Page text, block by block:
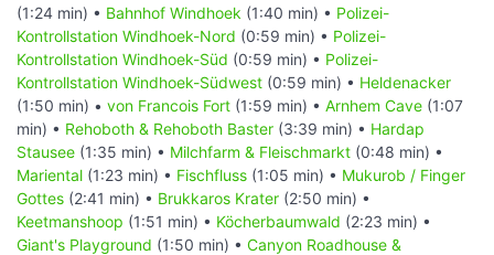
(1:24 min) • Bahnhof Windhoek (1:40 min) • Polizei-
Kontrollstation Windhoek-Nord (0:59 min) • Polizei-
Kontrollstation Windhoek-Süd (0:59 min) • Polizei-
Kontrollstation Windhoek-Südwest (0:59 min) • Heldenacker
(1:50 min) • von Francois Fort (1:59 min) • Arnhem Cave (1:07
min) • Rehoboth & Rehoboth Baster (3:39 min) • Hardap
Stausee (1:35 min) • Milchfarm & Fleischmarkt (0:48 min) •
Mariental (1:23 min) • Fischfluss (1:05 min) • Mukurob / Finger
Gottes (2:41 min) • Brukkaros Krater (2:50 min) •
Keetmanshoop (1:51 min) • Köcherbaumwald (2:23 min) •
Giant's Playground (1:50 min) • Canyon Roadhouse &